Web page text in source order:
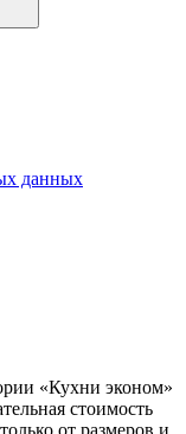
данных
«Кухни эконом»
стоимость
от размеров и